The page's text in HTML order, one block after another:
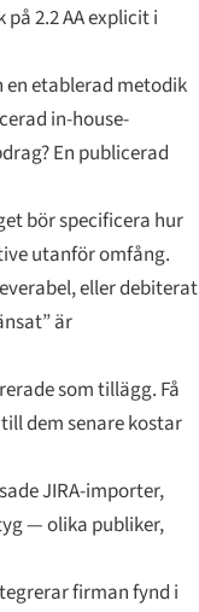
2.2 AA explicit i
en etablerad metodik
in-house-
En publicerad
bör specificera hur
utanför omfång.
eller debiterat
är
som tillägg. Få
dem senare kostar
JIRA-importer,
— olika publiker,
firman fynd i